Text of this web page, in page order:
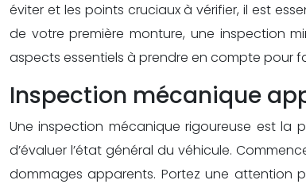
éviter et les points cruciaux à vérifier, il est
de votre première monture, une inspection
aspects essentiels à prendre en compte pour
Inspection mécanique
Une inspection mécanique rigoureuse est la
d’évaluer l’état général du véhicule.
dommages apparents. Portez une attention